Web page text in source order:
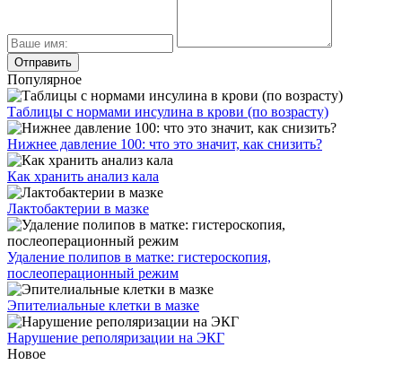
Популярное
Таблицы с нормами инсулина в крови (по возрасту)
Нижнее давление 100: что это значит, как снизить?
Как хранить анализ кала
Лактобактерии в мазке
Удаление полипов в матке: гистероскопия,
послеоперационный режим
Эпителиальные клетки в мазке
Нарушение реполяризации на ЭКГ
Новое